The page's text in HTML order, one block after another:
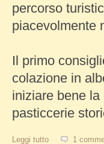
percorso
piacevolmente
Il primo
colazione in
iniziare bene
pasticcerie
Leggi tutto su Mangiare
1